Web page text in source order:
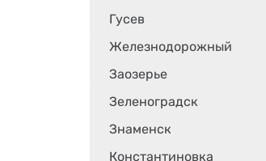
Гусев
Железнодорожный
Заозерье
Зеленоградск
Знаменск
Константиновка